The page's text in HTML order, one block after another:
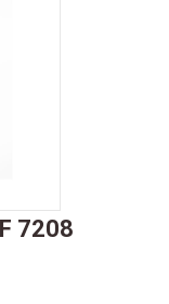
7208